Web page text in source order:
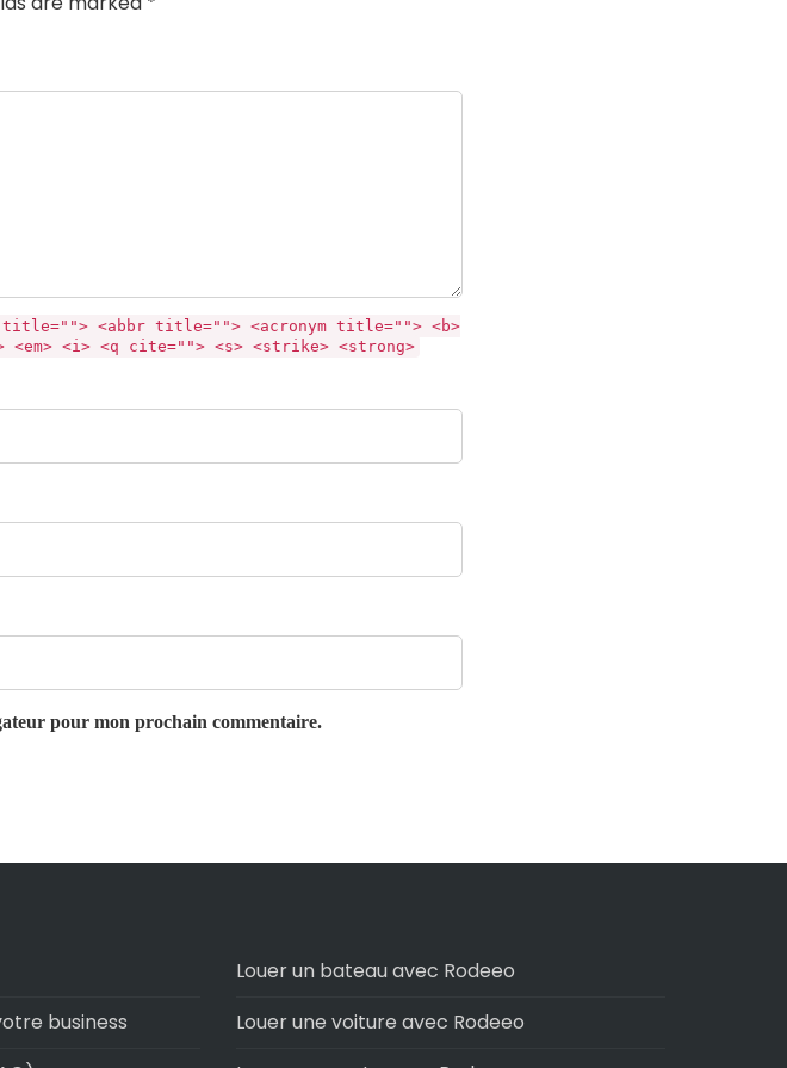
<abbr title=""> <acronym title=""> <b>
<i> <q cite=""> <s> <strike> <strong>
pour mon prochain commentaire.
business
Louer un bateau avec Rodeeo
Louer une voiture avec Rodeeo